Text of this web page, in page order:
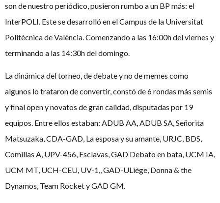
son de nuestro periódico, pusieron rumbo a un BP más: el
InterPOLI. Este se desarrolló en el Campus de la Universitat
Politècnica de València. Comenzando a las 16:00h del viernes y
terminando a las 14:30h del domingo.
La dinámica del torneo, de debate y no de memes como
algunos lo trataron de convertir, constó de 6 rondas más semis
y final open y novatos de gran calidad, disputadas por 19
equipos. Entre ellos estaban: ADUB AA, ADUB SA, Señorita
Matsuzaka, CDA-GAD, La esposa y su amante, URJC, BDS,
Comillas A, UPV-456, Esclavas, GAD Debato en bata, UCM IA,
UCM MT, UCH-CEU, UV-1,, GAD-ULiège, Donna & the
Dynamos, Team Rocket y GAD GM.